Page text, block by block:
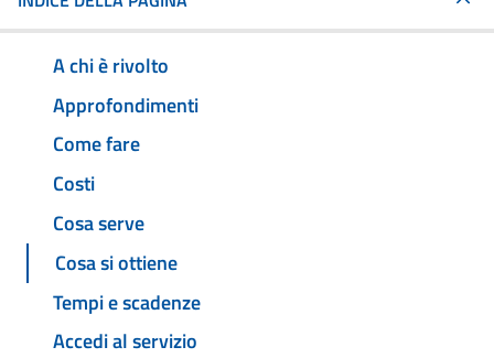
A chi è rivolto
Approfondimenti
Come fare
Costi
Cosa serve
Cosa si ottiene
Tempi e scadenze
Accedi al servizio